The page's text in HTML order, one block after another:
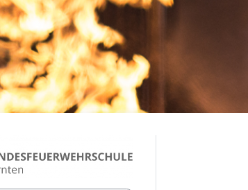
Anmelden bei